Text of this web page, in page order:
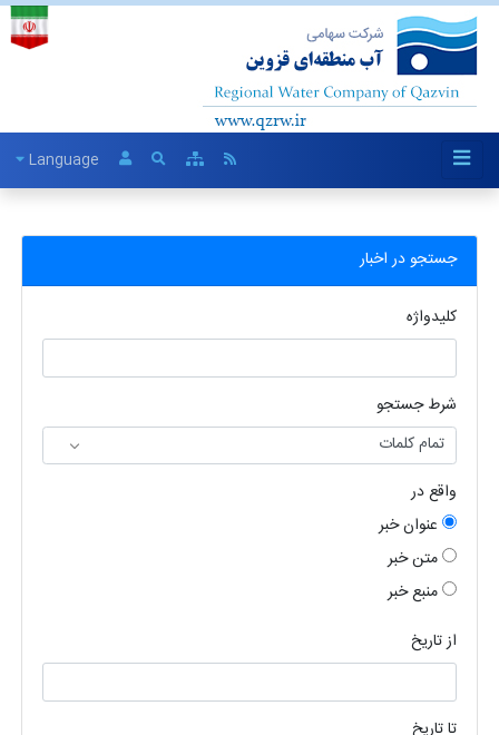
Language
جستجو در اخبار
کلیدواژه
شرط جستجو
واقع در
عنوان خبر
متن خبر
منبع خبر
از تاریخ
تا تاریخ